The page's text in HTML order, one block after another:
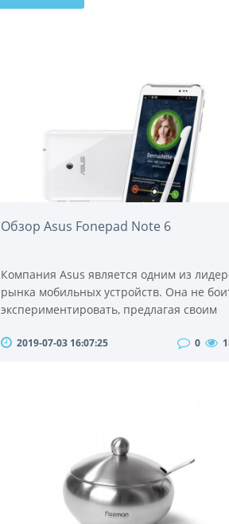
Обзор Asus Fonepad Note 6
Компания Asus является одним из
рынка мобильных устройств. Она не
экспериментировать, предлагая своим
только стоит весьма оригинальные и
Transformer. Остановимся п..
2019-07-03 16:07:25 0